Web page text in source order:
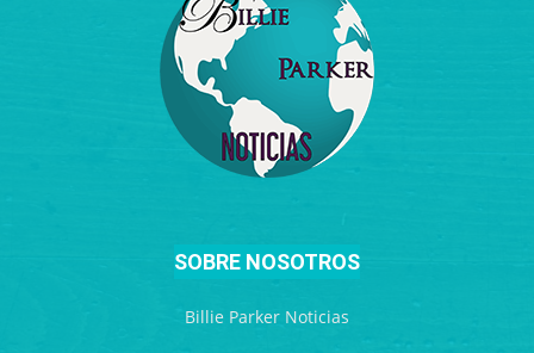
SOBRE NOSOTROS
Billie Parker Noticias